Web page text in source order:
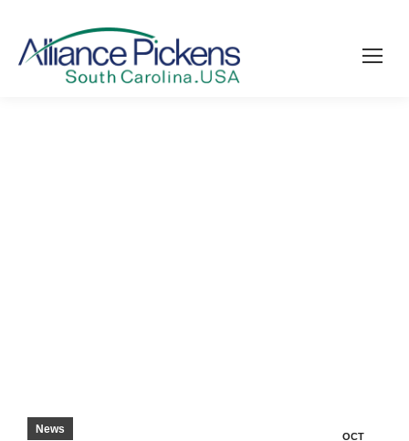
OCT
News